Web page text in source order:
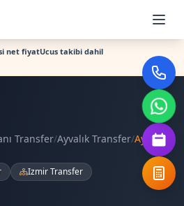
net fiyatUcus takibi dahil
Transfer/Ayvalık Transfer/Ayvalık
Izmir Transfer